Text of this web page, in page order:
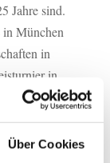
Über Cookies
Jahre sind.
in München
in
in
wird im